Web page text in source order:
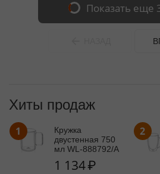
Показать еще
Хиты продаж
1
Кружка
двустенная 750
мл WL‑888792/A
1 134₽
2